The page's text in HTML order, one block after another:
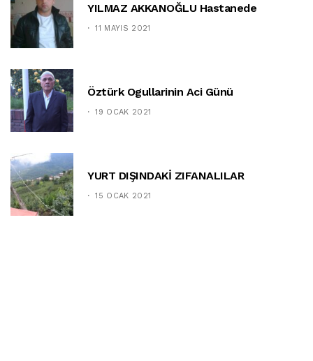
YILMAZ AKKANOĞLU Hastanede
11 MAYIS 2021
Öztürk Ogullarinin Aci Günü
19 OCAK 2021
YURT DIŞINDAKİ ZIFANALILAR
15 OCAK 2021